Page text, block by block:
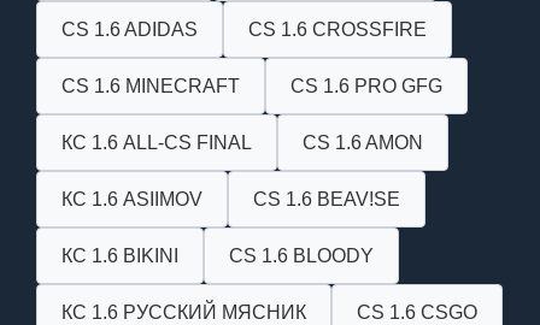
CS 1.6 ADIDAS CS 1.6 CROSSFIRE
CS 1.6 MINECRAFT CS 1.6 PRO GFG
КС 1.6 ALL-CS FINAL CS 1.6 AMON
КС 1.6 ASIIMOV CS 1.6 BEAV!SE
КС 1.6 BIKINI CS 1.6 BLOODY
КС 1.6 РУССКИЙ МЯСНИК CS 1.6 CSGO